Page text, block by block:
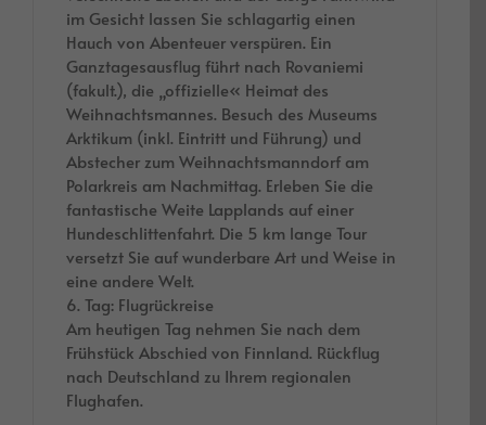
im Gesicht lassen Sie schlagartig einen
Hauch von Abenteuer verspüren. Ein
Ganztagesausflug führt nach Rovaniemi
(fakult.), die „offizielle« Heimat des
Weihnachtsmannes. Besuch des Museums
Arktikum (inkl. Eintritt und Führung) und
Abstecher zum Weihnachtsmanndorf am
Polarkreis am Nachmittag. Erleben Sie die
fantastische Weite Lapplands auf einer
Hundeschlittenfahrt. Die 5 km lange Tour
versetzt Sie auf wunderbare Art und Weise in
eine andere Welt.
6. Tag: Flugrückreise
Am heutigen Tag nehmen Sie nach dem
Frühstück Abschied von Finnland. Rückflug
nach Deutschland zu Ihrem regionalen
Flughafen.